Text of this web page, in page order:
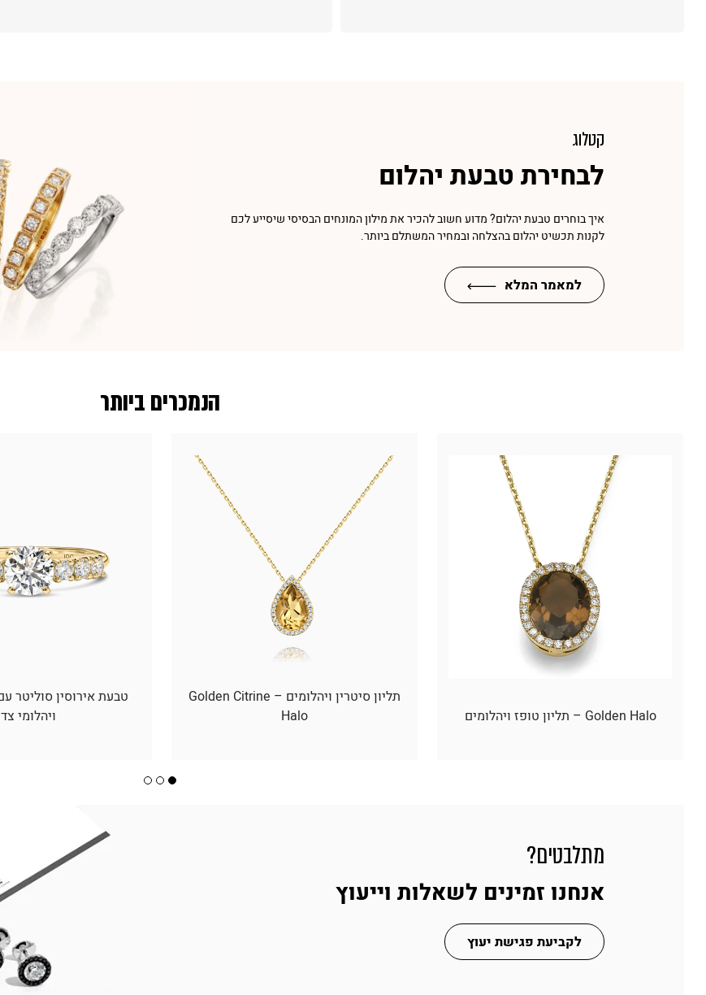
קטלוג
לבחירת טבעת יהלום
איך בוחרים טבעת יהלום? מדוע חשוב להכיר את מילון המונחים הבסיסי שיסייע לכם
לקנות תכשיט יהלום בהצלחה ובמחיר המשתלם ביותר.
למאמר המלא
הנמכרים ביותר
Golden Halo – תליון טופז ויהלומים
תליון סיטרין ויהלומים – Golden Citrine
Halo
טבעת אירוסין סוליטר
ויהלומי צד
מתלבטים?
אנחנו זמינים לשאלות וייעוץ
לקביעת פגישת יעוץ